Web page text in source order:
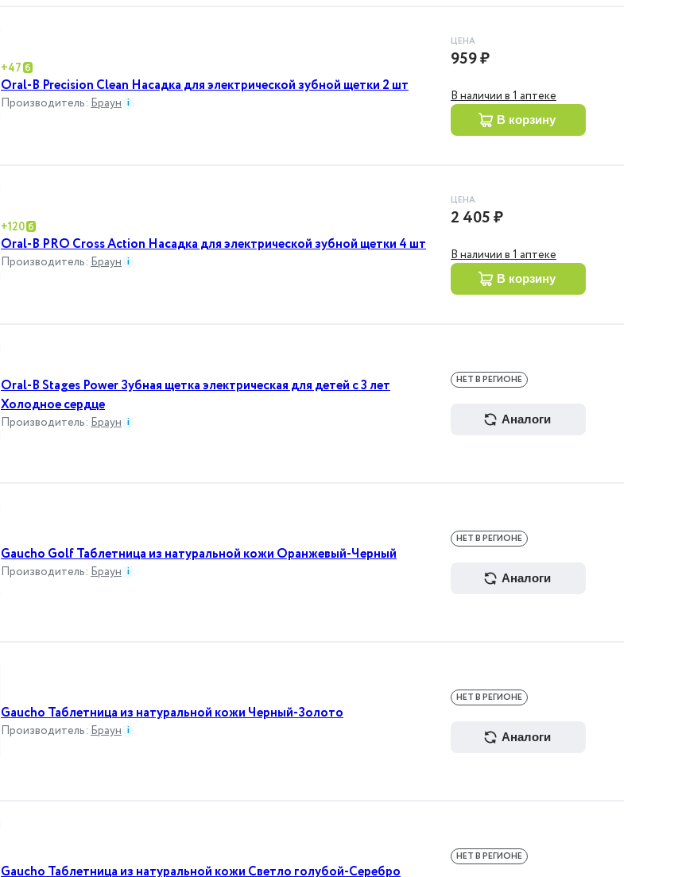
+47
Oral-B Precision Clean Насадка для электрической зубной щетки 2 шт
Производитель : Браун i
ЦЕНА
959 ₽
В наличии в 1 аптеке
в корзину
+120
Oral-B PRO Cross Action Насадка для электрической зубной щетки 4 шт
Производитель : Браун i
ЦЕНА
2 405 ₽
В наличии в 1 аптеке
в корзину
Oral-B Stages Power Зубная щетка электрическая для детей с 3 лет
Холодное сердце
Производитель : Браун i
НЕТ В РЕГИОНЕ
аналоги
Gaucho Golf Таблетница из натуральной кожи Оранжевый-Черный
Производитель : Браун i
НЕТ В РЕГИОНЕ
аналоги
Gaucho Таблетница из натуральной кожи Черный-Золото
Производитель : Браун i
НЕТ В РЕГИОНЕ
аналоги
Gaucho Таблетница из натуральной кожи Светло голубой-Серебро
НЕТ В РЕГИОНЕ